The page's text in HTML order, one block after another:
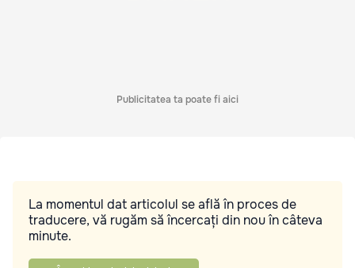
Publicitatea ta poate fi aici
La momentul dat articolul se află în proces de
traducere, vă rugăm să încercați din nou în câteva
minute.